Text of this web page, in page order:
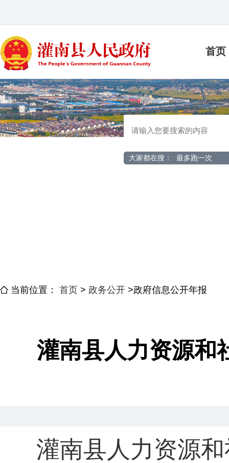
首页
大家都在搜： 最多跑一次
当前位置： 首页 > 政务公开 >政府信息公开年报
灌南县人力资源和
灌南县人力资源